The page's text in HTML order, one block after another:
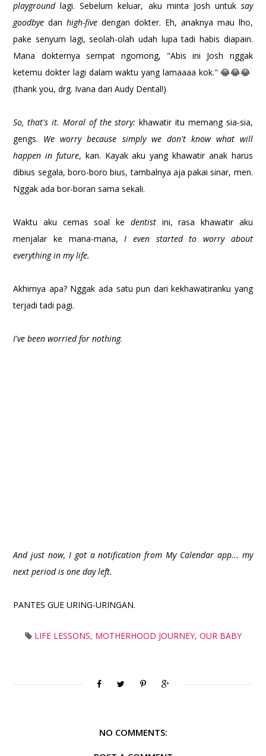
playgroundlagi. Sebelum keluar, aku minta Josh untuk say
goodbye danhigh-five dengan dokter. Eh, anaknya mau lho,
pake senyum lagi, seolah-olah udah lupa tadi habis diapain.
Mana dokternya sempat ngomong, "Abis ini Josh nggak
ketemu dokter lagi dalam waktu yang lamaaaa kok." 😂😂😂
(thank you, drg. Ivana dari Audy Dental!)
So, that's it. Moral of the story: khawatir itu memang sia-sia,
gengs. We worry because simply we don't know what will
happen in future, kan. Kayak aku yang khawatir anak harus
dibius segala, boro-boro bius, tambalnya aja pakai sinar, men.
Nggak ada bor-boran sama sekali.
Waktu aku cemas soal ke dentistini, rasa khawatir aku
menjalar ke mana-mana, I even started to worry about
everything in my life.
Akhirnya apa? Nggak ada satu pun dari kekhawatiranku yang
terjadi tadi pagi.
I've been worried for nothing.
And just now, I got a notification from My Calendar app... my
next period is one day left.
PANTES GUE URING-URINGAN.
LIFE LESSONS, MOTHERHOOD JOURNEY, OUR BABY
NO COMMENTS: